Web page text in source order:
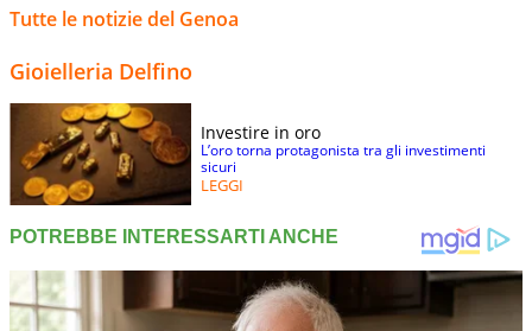
Tutte le notizie del Genoa
Gioielleria Delfino
Investire in oro
L’oro torna protagonista tra gli investimenti
sicuri
LEGGI